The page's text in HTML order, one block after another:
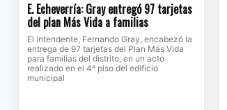
E. Echeverría: Gray entregó 97 tarjetas
del plan Más Vida a familias
El intendente, Fernando Gray, encabezó la
entrega de 97 tarjetas del Plan Más Vida
para familias del distrito, en un acto
realizado en el 4° piso del edificio
municipal